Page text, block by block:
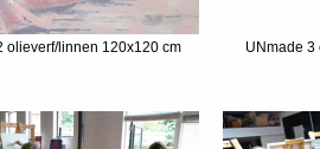
olieverf/linnen 120x120 cm UNmade 3